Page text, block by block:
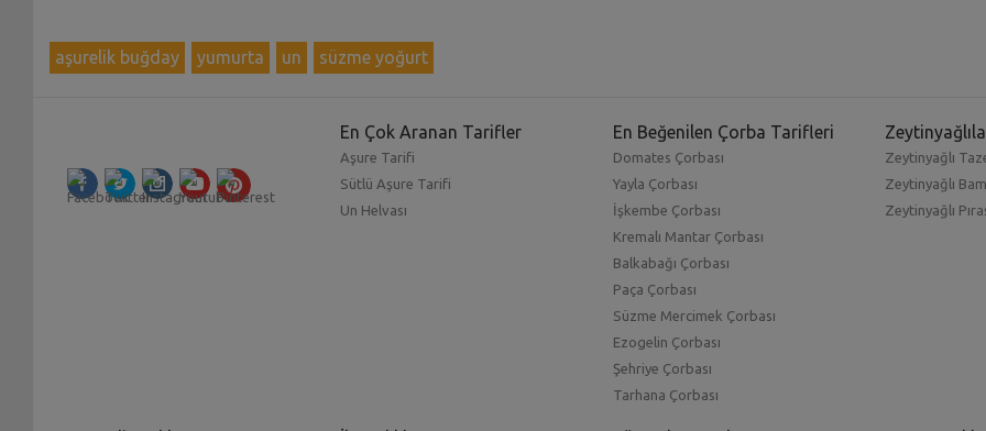
aşurelik buğday yumurta un süzme yoğurt
En Çok Aranan Tarifler
Aşure Tarifi
Sütlü Aşure Tarifi
Un Helvası
En Beğenilen Çorba Tarifleri
Domates Çorbası
Yayla Çorbası
İşkembe Çorbası
Kremalı Mantar Çorbası
Balkabağı Çorbası
Paça Çorbası
Süzme Mercimek Çorbası
Ezogelin Çorbası
Şehriye Çorbası
Tarhana Çorbası
Zeytinyağlı
Zeytinyağlı
Zeytinyağlı